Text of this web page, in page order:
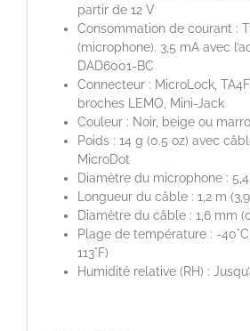
partir de 12 V
Consommation de courant :
(microphone). 3,5 mA avec
DAD6001-BC
Connecteur : MicroLock,
broches LEMO, Mini-Jack
Couleur : Noir, beige ou
Poids : 14 g (0.5 oz) avec
MicroDot
Diamètre du microphone :
Longueur du câble : 1,2 m
Diamètre du câble : 1,6 mm
Plage de température : -40°C
113°F)
Humidité relative (RH) :